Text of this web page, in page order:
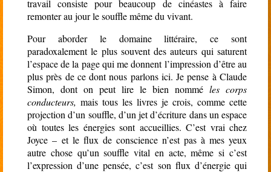
travail consiste pour beaucoup de cinéastes à faire
remonter au jour le souffle même du vivant.
Pour aborder le domaine littéraire, ce sont
paradoxalement le plus souvent des auteurs qui saturent
l’espace de la page qui me donnent l’impression d’être au
plus près de ce dont nous parlons ici. Je pense à Claude
Simon, dont on peut lire le bien nommé les corps
conducteurs, mais tous les livres je crois, comme cette
projection d’un souffle, d’un jet d’écriture dans un espace
où toutes les énergies sont accueillies. C’est vrai chez
Joyce – et le flux de conscience n’est pas à mes yeux
autre chose qu’un souffle vital en acte, même si c’est
l’expression d’une pensée, c’est son flux d’énergie qui